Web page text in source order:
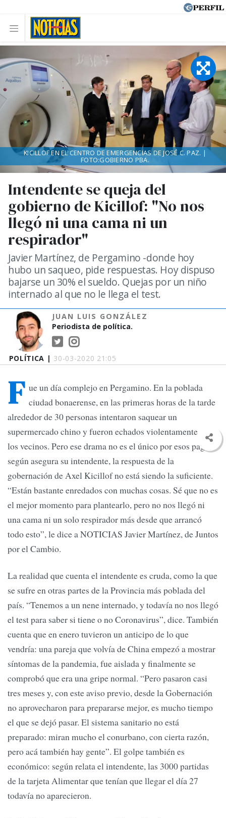
POLÍTICA | 30-03-2020 21:05
Intendente se queja del
gobierno de Kicillof: "No nos
llegó ni una cama ni un
respirador"
Javier Martínez, de Pergamino -donde hoy
hubo un saqueo, pide respuestas. Hoy dispuso
bajarse un 30% el sueldo. Quejas por un niño
internado al que no le llega el test.
JUAN LUIS GONZÁLEZ
Periodista de política.
KICILLOF EN EL CENTRO DE EMERGENCIAS DE JOSÉ C. PAZ. |
FOTO:GOBIERNO PBA.
F ue un día complejo en Pergamino. En la poblada
ciudad bonaerense, en las primeras horas de la tarde
alrededor de 30 personas intentaron saquear un
supermercado chino y fueron echados violentamente por
los vecinos. Pero ese drama no es el único por esos pagos:
según asegura su intendente, la respuesta de la
gobernación de Axel Kicillof no está siendo la suficiente.
“Están bastante enredados con muchas cosas. Sé que no es
el mejor momento para plantearlo, pero no nos llegó ni
una cama ni un solo respirador más desde que arrancó
todo esto”, le dice a NOTICIAS Javier Martínez, de Juntos
por el Cambio.
La realidad que cuenta el intendente es cruda, como la que
se sufre en otras partes de la Provincia más poblada del
país. “Tenemos a un nene internado, y todavía no nos llegó
el test para saber si tiene o no Coronavirus”, dice. También
cuenta que en enero tuvieron un anticipo de lo que
vendría: una pareja que volvía de China empezó a mostrar
síntomas de la pandemia, fue aislada y finalmente se
comprobó que era una gripe normal. “Pero pasaron casi
tres meses y, con este aviso previo, desde la Gobernación
no aprovecharon para prepararse mejor, es mucho tiempo
el que se dejó pasar. El sistema sanitario no está
preparado: miran mucho el conurbano, con cierta razón,
pero acá también hay gente”. El golpe también es
económico: según relata el intendente, las 3000 partidas
de la tarjeta Alimentar que tenían que llegar el día 27
todavía no aparecieron.